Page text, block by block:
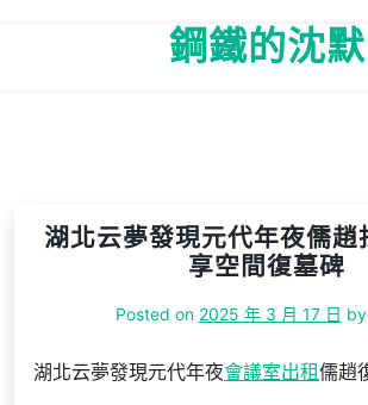
鋼鐵的沈默
湖北云夢發現元代年夜儒趙
享空間復墓碑
Posted on 2025 年 3 月 17 日 by
湖北云夢發現元代年夜會議室出租儒趙